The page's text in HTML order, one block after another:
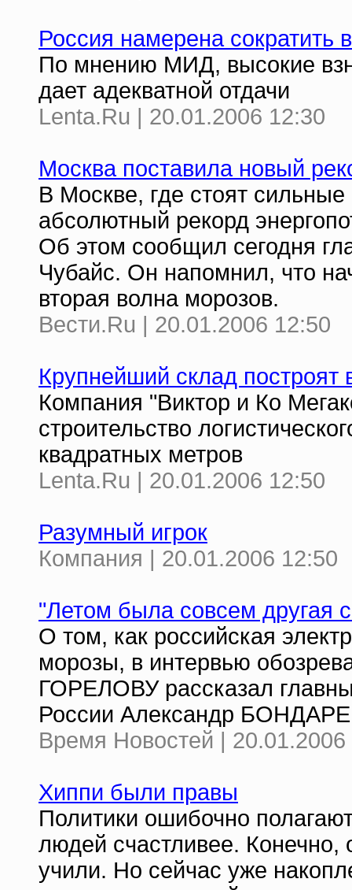
Россия намерена сократить
По мнению МИД, высокие
дает адекватной отдачи
Lenta.Ru | 20.01.2006 12:30
Москва поставила новый
В Москве, где стоят
абсолютный рекорд
Об этом сообщил сегодня
Чубайс. Он напомнил, что
вторая волна морозов.
Вести.Ru | 20.01.2006 12:50
Крупнейший склад построят
Компания "Виктор и Ко
строительство
квадратных метров
Lenta.Ru | 20.01.2006 12:50
Разумный игрок
Компания | 20.01.2006 12:50
"Летом была совсем другая
О том, как российская
морозы, в интервью
ГОРЕЛОВУ рассказал
России Александр
Время Новостей | 20.01.2006
Хиппи были правы
Политики ошибочно
людей счастливее. Конечно,
учили. Но сейчас уже